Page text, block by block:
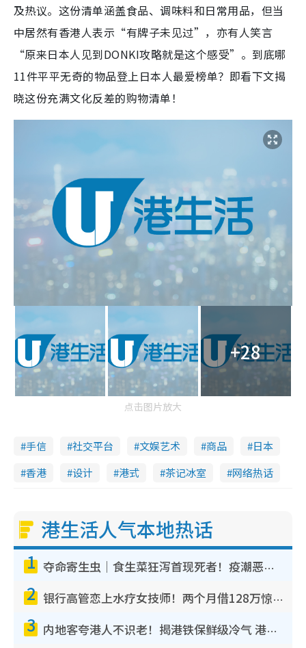
及热议。这份清单涵盖食品、调味料和日常用品，但当
中居然有香港人表示“有牌子未见过”，亦有人笑言
“原来日本人见到DONKI攻略就是这个感受”。到底哪
11件平平无奇的物品登上日本人最爱榜单？即看下文揭
晓这份充满文化反差的购物清单！
+28
点击图片放大
手信 社交平台 文娱艺术 商品
日本
香港
设计 港式 茶记冰室 网络热话
港生活人气本地热话
1 夺命寄生虫｜食生菜狂泻首现死者！疫潮恶化录1.8万宗病例 揭洗菜3大谬误
2 银行高管恋上水疗女技师！两个月借128万惊觉“沉船”沉落火海 揭背后疑似邪教操控卖淫
3 内地客夸港人不识老！揭港铁保鲜级冷气 港人求放过：别投诉